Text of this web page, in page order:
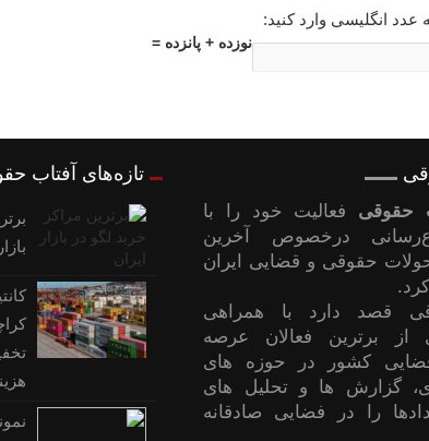
عدد انگلیسی وارد کنید:
نوزده + پانزده =
حقوقی فعالیت خود را با
درخصوص آخرین
حقوقی و قضایی ایران
قصد دارد با همراهی
از برترین فعالان عرصه
کشور در حوزه های
گزارش ها و تحلیل های
را در فضایی صادقانه
تازه‌های آفتاب